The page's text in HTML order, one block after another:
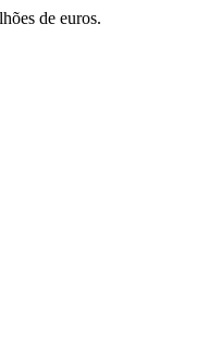
de euros.